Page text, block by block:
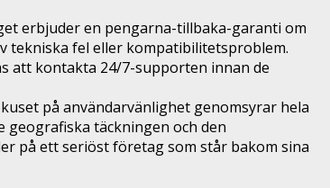
erbjuder en pengarna-tillbaka-garanti om
tekniska fel eller kompatibilitetsproblem.
att kontakta 24/7-supporten innan de
på användarvänlighet genomsyrar hela
täckningen och den
på ett seriöst företag som står bakom sina